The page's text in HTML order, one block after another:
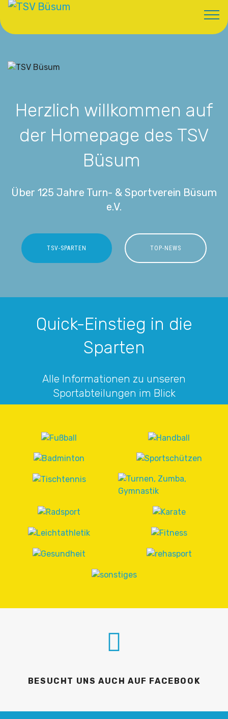
Herzlich willkommen auf
der Homepage des TSV
Büsum
Über 125 Jahre Turn- & Sportverein Büsum
e.V.
TSV-SPARTEN TOP-NEWS
Quick-Einstieg in die
Sparten
Alle Informationen zu unseren
Sportabteilungen im Blick
BESUCHT UNS AUCH AUF FACEBOOK